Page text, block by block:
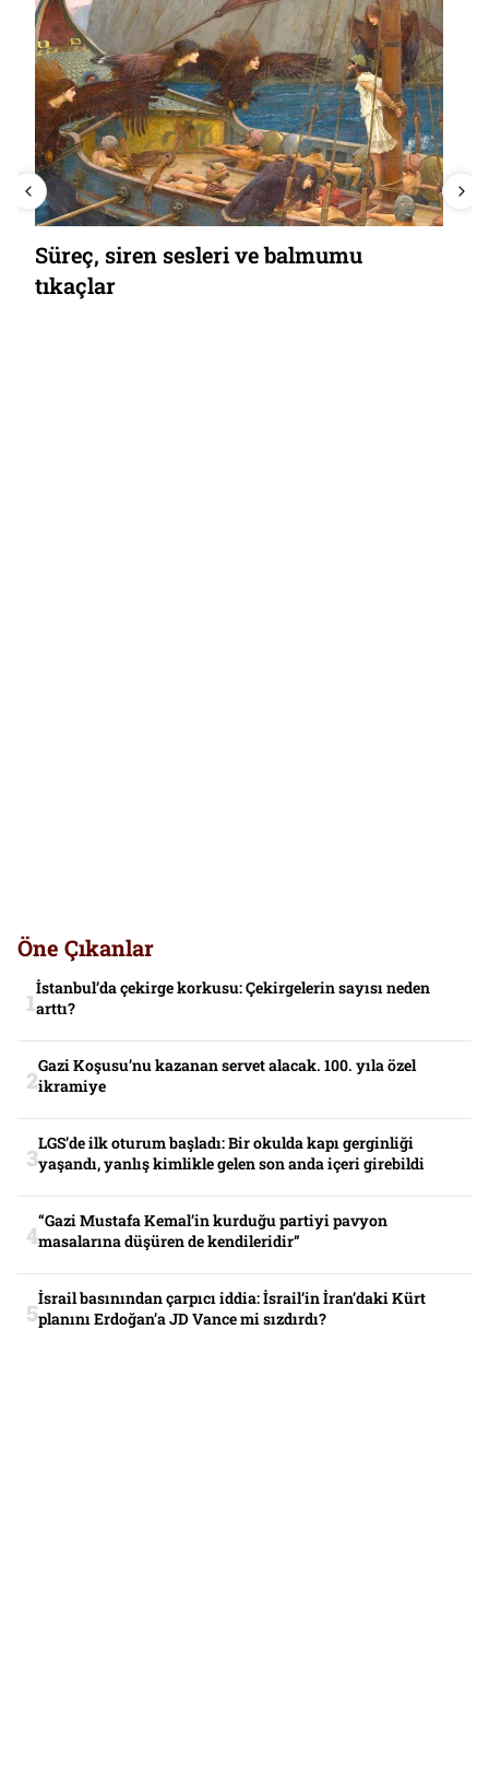
Troya neden ‘bizim’ olamadı?
Öne Çıkanlar
İstanbul’da çekirge korkusu: Çekirgelerin sayısı neden
arttı?
Gazi Koşusu’nu kazanan servet alacak. 100. yıla özel
ikramiye
LGS’de ilk oturum başladı: Bir okulda kapı gerginliği
yaşandı, yanlış kimlikle gelen son anda içeri girebildi
“Gazi Mustafa Kemal’in kurduğu partiyi pavyon
masalarına düşüren de kendileridir”
İsrail basınından çarpıcı iddia: İsrail’in İran’daki Kürt
planını Erdoğan’a JD Vance mi sızdırdı?